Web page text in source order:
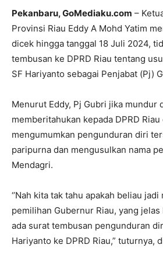
Pekanbaru, GoMediaku.com –
Provinsi Riau Eddy A Mohd Yatim
dicek hingga tanggal 18 Juli 2024,
tembusan ke DPRD Riau tentang
SF Hariyanto sebagai Penjabat (Pj)
Menurut Eddy, Pj Gubri jika mundur
memberitahukan kepada DPRD Riau
mengumumkan pengunduran diri
paripurna dan mengusulkan nama
Mendagri.
‘’Nah kita tak tahu apakah beliau
pemilihan Gubernur Riau, yang
ada surat tembusan pengunduran
Hariyanto ke DPRD Riau,” tuturnya,